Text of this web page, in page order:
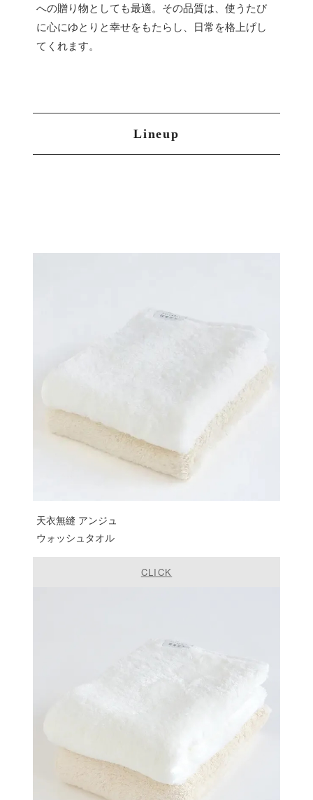
への贈り物としても最適。その品質は、使うたび
に心にゆとりと幸せをもたらし、日常を格上げし
てくれます。
Lineup
天衣無縫 アンジュ
ウォッシュタオル
CLICK